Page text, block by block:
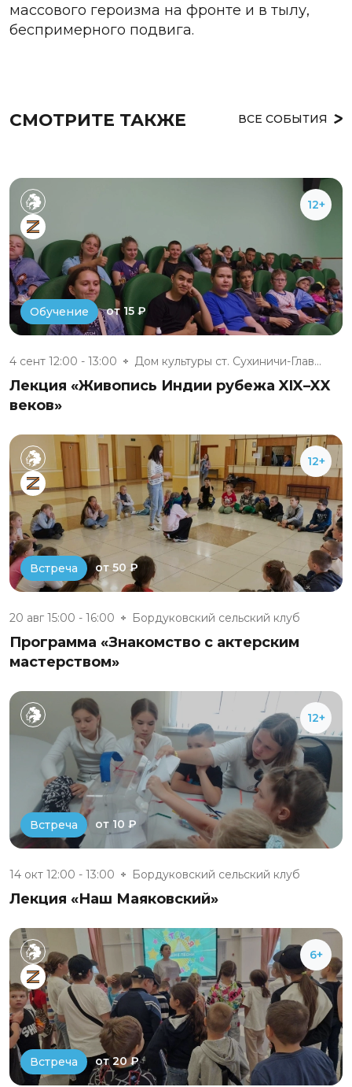
массового героизма на фронте и в тылу,
беспримерного подвига.
СМОТРИТЕ ТАКЖЕ ВСЕ СОБЫТИЯ
12+
Обучение от 15 ₽
4 сент 12:00 - 13:00 Дом культуры ст. Сухиничи-Глав...
Лекция «Живопись Индии рубежа XIX–XX
веков»
12+
Встреча от 50 ₽
20 авг 15:00 - 16:00 Бордуковский сельский клуб
Программа «Знакомство с актерским
мастерством»
12+
Встреча от 10 ₽
14 окт 12:00 - 13:00 Бордуковский сельский клуб
Лекция «Наш Маяковский»
6+
Встреча от 20 ₽